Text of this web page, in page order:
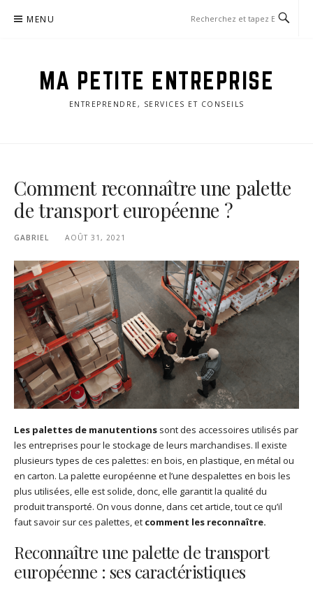
MENU
MA PETITE ENTREPRISE
ENTREPRENDRE, SERVICES ET CONSEILS
Comment reconnaître une palette
de transport européenne ?
GABRIEL AOÛT 31, 2021
Les palettes de manutentions sont des accessoires utilisés par
les entreprises pour le stockage de leurs marchandises. Il existe
plusieurs types de ces palettes: en bois, en plastique, en métal ou
en carton. La palette européenne et l’une despalettes en bois les
plus utilisées, elle est solide, donc, elle garantit la qualité du
produit transporté. On vous donne, dans cet article, tout ce qu’il
faut savoir sur ces palettes, et comment les reconnaître.
Reconnaître une palette de transport
européenne : ses caractéristiques